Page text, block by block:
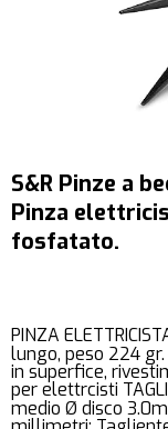
S&R Pinze a
Pinza
fosfatato.
PINZA
lungo, peso 224
in superfice,
per elettrcisti
medio Ø disco